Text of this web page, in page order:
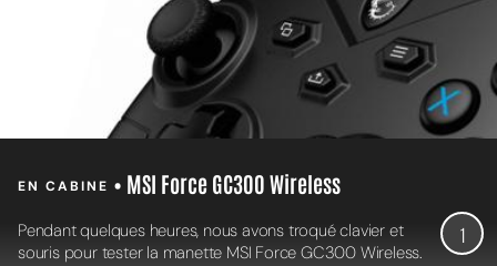
EN CABINE • MSI Force GC300 Wireless
1
Pendant quelques heures, nous avons troqué clavier et
souris pour tester la manette MSI Force GC300 Wireless.